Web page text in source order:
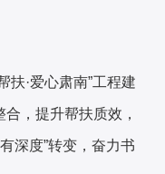
扶·爱心肃南”工程建
，提升帮扶质效，
深度”转变，奋力书